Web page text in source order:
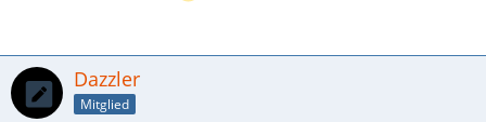
Dazzler
Mitglied